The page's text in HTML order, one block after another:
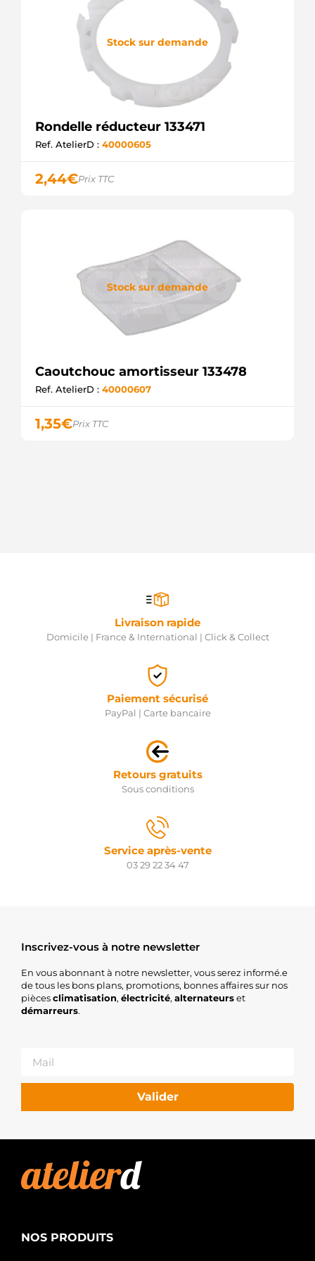
Stock sur demande
Rondelle réducteur 133471
Ref. AtelierD : 40000605
2,44€Prix TTC
Stock sur demande
Caoutchouc amortisseur 133478
Ref. AtelierD : 40000607
1,35€Prix TTC
Livraison rapide
Domicile | France & International | Click & Collect
Paiement sécurisé
PayPal | Carte bancaire
Retours gratuits
Sous conditions
Service après-vente
03 29 22 34 47
Inscrivez-vous à notre newsletter
En vous abonnant à notre newsletter, vous serez informé.e
de tous les bons plans, promotions, bonnes affaires sur nos
piècesclimatisation, électricité, alternateurset
démarreurs.
Valider
NOS PRODUITS